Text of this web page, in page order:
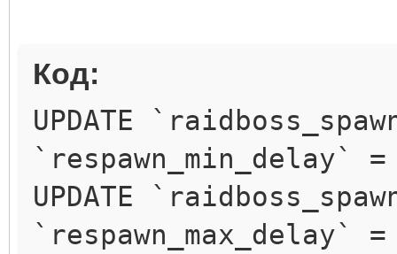
Код:
UPDATE
`respawn_min_delay`
UPDATE
`respawn_max_delay`